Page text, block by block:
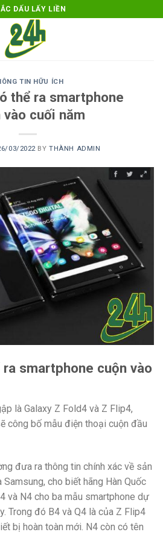
DẤU LẤY LIỀN
TIN HỮU ÍCH
thể ra smartphone
vào cuối năm
03/2022 BYTHÀNH ADMIN
smartphone cuộn vào
là Galaxy Z Fold4 và Z Flip4,
công bố mẫu điện thoại cuộn đầu
đưa ra thông tin chính xác về sản
cho biết hãng Hàn Quốc
và N4 cho ba mẫu smartphone dự
Trong đó B4 và Q4 là của Z Flip4
bị hoàn toàn mới. N4 còn có tên